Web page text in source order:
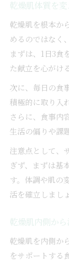
乾燥肌体質を
乾燥肌を根本か
めるのではなく
まずは、1日3食
た献立を心がけ
次に、毎日の食
積極的に取り入
さらに、食事内
生活の偏りや課
注意点として、
ぎず、まずは基
す。体調や肌の
活を確立しまし
乾燥肌内側か
乾燥肌を内側か
をサポートする